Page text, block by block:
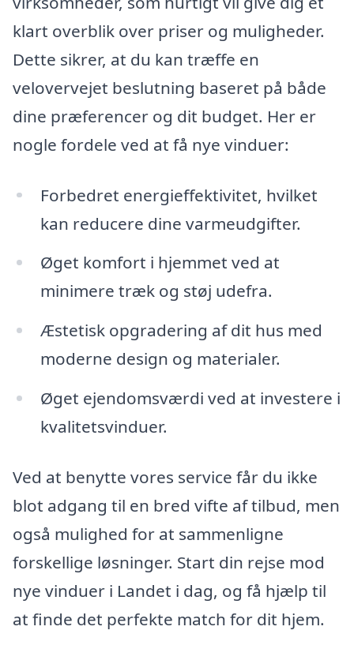
klart overblik over priser og muligheder.
Dette sikrer, at du kan træffe en
velovervejet beslutning baseret på både
dine præferencer og dit budget. Her er
nogle fordele ved at få nye vinduer:
Forbedret energieffektivitet, hvilket
kan reducere dine varmeudgifter.
Øget komfort i hjemmet ved at
minimere træk og støj udefra.
Æstetisk opgradering af dit hus med
moderne design og materialer.
Øget ejendomsværdi ved at investere i
kvalitetsvinduer.
Ved at benytte vores service får du ikke
blot adgang til en bred vifte af tilbud, men
også mulighed for at sammenligne
forskellige løsninger. Start din rejse mod
nye vinduer i Landet i dag, og få hjælp til
at finde det perfekte match for dit hjem.